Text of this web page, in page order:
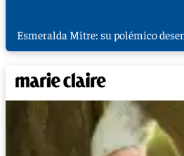
Esmeralda Mitre: su polémico